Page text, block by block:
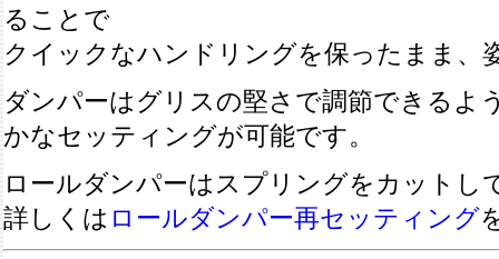
ることで
クイックなハンドリングを保ったまま、
ダンパーはグリスの堅さで調節できるよ
かなセッティングが可能です。
ロールダンパーはスプリングをカットし
詳しくは ロールダンパー再セッティング